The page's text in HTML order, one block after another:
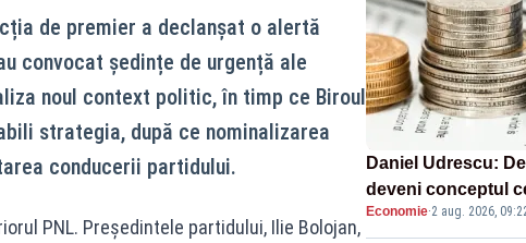
de premier a declanșat o alertă
convocat ședințe de urgență ale
noul context politic, în timp ce Biroul
strategia, după ce nominalizarea
conducerii partidului.
PNL. Președintele partidului, Ilie Bolojan,
Daniel Udrescu:
deveni conceptul
viitoare?
Economie·2 aug. 2026,